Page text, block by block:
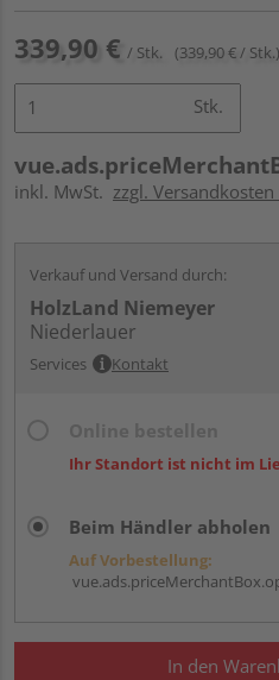
339,90 € / Stk. (339,90 € / Stk.)
Stk.
inkl. MwSt. zzgl.
Verkauf und Versand durch:
HolzLand Niemeyer
Niederlauer
Services Kontakt
Ihr Standort ist nicht im
Beim Händler abholen
Auf Vorbestellung:
In den